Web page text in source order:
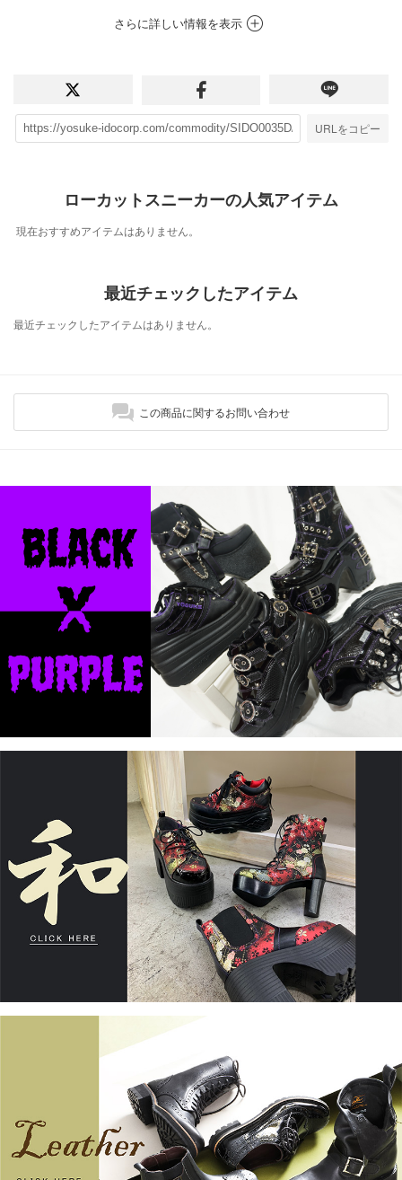
さらに詳しい情報を表示
URLをコピー
ローカットスニーカーの人気アイテム
現在おすすめアイテムはありません。
最近チェックしたアイテム
最近チェックしたアイテムはありません。
この商品に関するお問い合わせ